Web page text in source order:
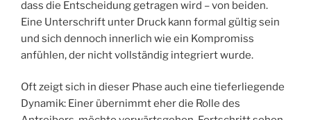
dass die Entscheidung getragen wird – von beiden.
Eine Unterschrift unter Druck kann formal gültig sein
und sich dennoch innerlich wie ein Kompromiss
anfühlen, der nicht vollständig integriert wurde.
Oft zeigt sich in dieser Phase auch eine tieferliegende
Dynamik: Einer übernimmt eher die Rolle des